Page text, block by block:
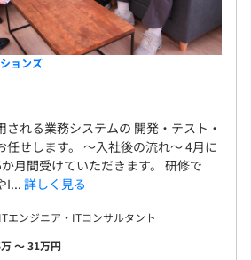
ョンズ
れる業務システムの 開発・テスト・
任せします。 ～入社後の流れ～ 4月に
月間受けていただきます。 研修で
I... 詳しく見る
ンジニア・ITコンサルタント
〜 31万円